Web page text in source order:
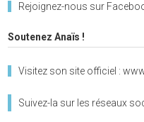
Rejoignez-nous sur
Soutenez Anaïs !
Visitez son site officiel :
Suivez-la sur les réseaux